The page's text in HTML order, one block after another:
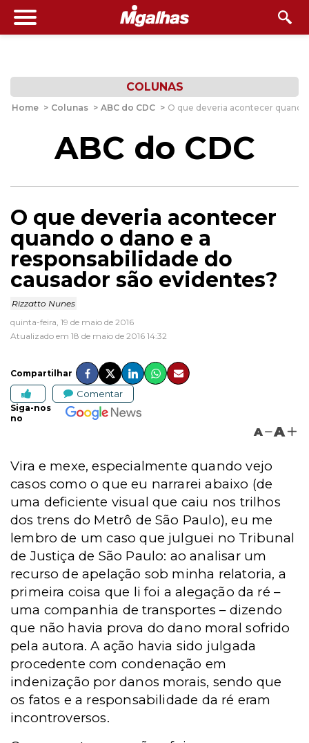
COLUNAS
Home > Colunas > ABC do CDC > O que deveria acontecer
ABC do CDC
O que deveria acontecer
quando o dano e a
responsabilidade do
causador são evidentes?
Rizzatto Nunes
quinta-feira, 19 de maio de 2016
Atualizado em 18 de maio de 2016 14:32
Compartilhar
Comentar
Siga-nos
no
A A
Vira e mexe, especialmente quando vejo
casos como o que eu narrarei abaixo (de
uma deficiente visual que caiu nos trilhos
dos trens do Metrô de São Paulo), eu me
lembro de um caso que julguei no Tribunal
de Justiça de São Paulo: ao analisar um
recurso de apelação sob minha relatoria, a
primeira coisa que li foi a alegação da ré –
uma companhia de transportes– dizendo
que não havia prova do dano moral sofrido
pela autora. A ação havia sido julgada
procedente com condenação em
indenização por danos morais, sendo que
os fatos e a responsabilidade da ré eram
incontroversos.